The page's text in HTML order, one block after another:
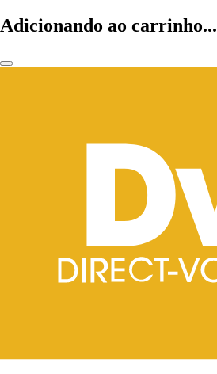
Adicionando ao carrinho...